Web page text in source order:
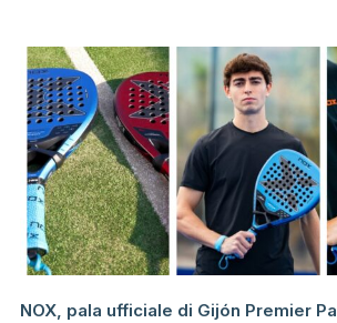
NOX, pala ufficiale di Gijón Premier